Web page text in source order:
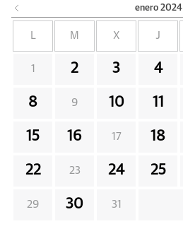
enero 2024
M X J
1 2 3 4
8 9 10 11
15 16 17 18
22 23 24 25
29 30 31